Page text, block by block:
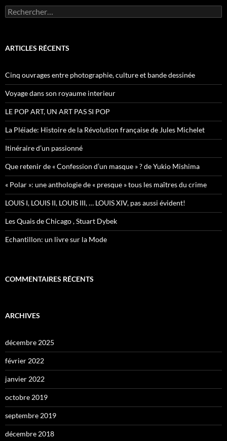
R
e
e
h
e
r
:
ARTICLES RÉCENTS
Cinq ouvrages entre photographie, culture et bande dessinée
Voyage dans son royaume interieur
LE POP ART, UN ART PAS SI POP
La Pléiade: Histoire de la Révolution française de Jules Michelet
Itinéraire d’un passionné
Que retenir de « Confession d’un masque » ? de Yukio Mishima
« Polar »: une anthologie de « presque » tous les maîtres du crime
LOUIS I, LOUIS II, LOUIS III, … LOUIS XIV, pas aussi évident!
Les Quais de Chicago , Stuart Dybek
Echantillon: un livre sur la Mode
COMMENTAIRES RÉCENTS
ARCHIVES
décembre 2025
février 2022
janvier 2022
octobre 2019
septembre 2019
décembre 2018